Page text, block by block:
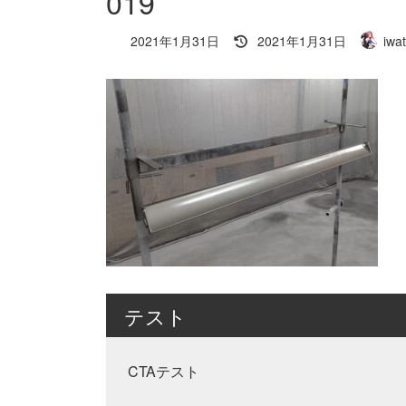
2021年1月31日
最
:
2021年1月31日
テスト
CTAテスト